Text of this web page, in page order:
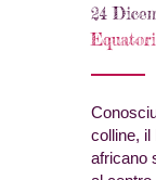
24
colline, il
africano